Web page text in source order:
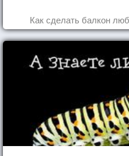
Как сделать балкон